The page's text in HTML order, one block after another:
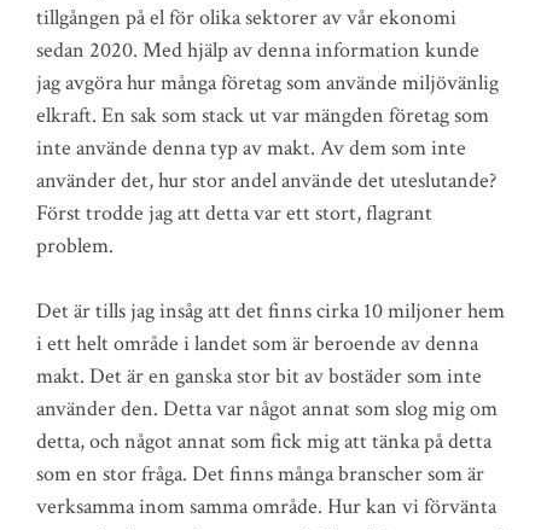
tillgången på el för olika sektorer av vår ekonomi
sedan 2020. Med hjälp av denna information kunde
jag avgöra hur många företag som använde miljövänlig
elkraft. En sak som stack ut var mängden företag som
inte använde denna typ av makt. Av dem som inte
använder det, hur stor andel använde det uteslutande?
Först trodde jag att detta var ett stort, flagrant
problem.
Det är tills jag insåg att det finns cirka 10 miljoner hem
i ett helt område i landet som är beroende av denna
makt. Det är en ganska stor bit av bostäder som inte
använder den. Detta var något annat som slog mig om
detta, och något annat som fick mig att tänka på detta
som en stor fråga. Det finns många branscher som är
verksamma inom samma område. Hur kan vi förvänta